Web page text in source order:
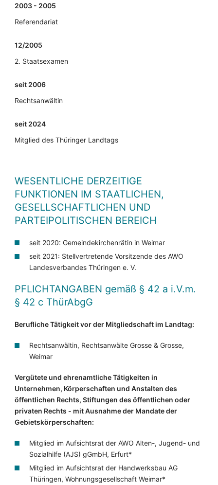
2003 - 2005
Referendariat
12/2005
2. Staatsexamen
seit 2006
Rechtsanwältin
seit 2024
Mitglied des Thüringer Landtags
WESENTLICHE DERZEITIGE
FUNKTIONEN IM STAATLICHEN,
GESELLSCHAFTLICHEN UND
PARTEIPOLITISCHEN BEREICH
seit 2020: Gemeindekirchenrätin in Weimar
seit 2021: Stellvertretende Vorsitzende des AWO
Landesverbandes Thüringen e. V.
PFLICHTANGABEN gemäß § 42 a i.V.m.
§ 42 c ThürAbgG
Berufliche Tätigkeit vor der Mitgliedschaft im Landtag:
Rechtsanwältin, Rechtsanwälte Grosse & Grosse,
Weimar
Vergütete und ehrenamtliche Tätigkeiten in
Unternehmen, Körperschaften und Anstalten des
öffentlichen Rechts, Stiftungen des öffentlichen oder
privaten Rechts - mit Ausnahme der Mandate der
Gebietskörperschaften:
Mitglied im Aufsichtsrat der AWO Alten-, Jugend- und
Sozialhilfe (AJS) gGmbH, Erfurt*
Mitglied im Aufsichtsrat der Handwerksbau AG
Thüringen, Wohnungsgesellschaft Weimar*